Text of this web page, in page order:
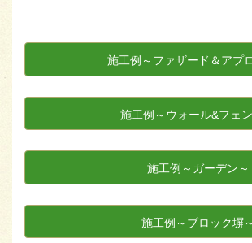
施工例～ファザード＆アプ
施工例～ウォール&フェ
施工例～ガーデン～
施工例～ブロック塀～